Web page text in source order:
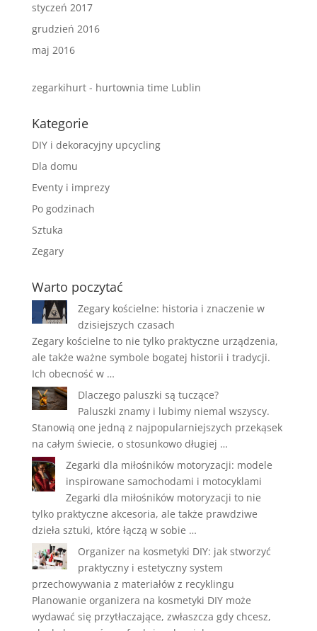
styczeń 2017
grudzień 2016
maj 2016
zegarkihurt - hurtownia time Lublin
Kategorie
DIY i dekoracyjny upcycling
Dla domu
Eventy i imprezy
Po godzinach
Sztuka
Zegary
Warto poczytać
Zegary kościelne: historia i znaczenie w
dzisiejszych czasach
Zegary kościelne to nie tylko praktyczne urządzenia,
ale także ważne symbole bogatej historii i tradycji.
Ich obecność w …
Dlaczego paluszki są tuczące?
Paluszki znamy i lubimy niemal wszyscy.
Stanowią one jedną z najpopularniejszych przekąsek
na całym świecie, o stosunkowo długiej …
Zegarki dla miłośników motoryzacji: modele
inspirowane samochodami i motocyklami
Zegarki dla miłośników motoryzacji to nie
tylko praktyczne akcesoria, ale także prawdziwe
dzieła sztuki, które łączą w sobie …
Organizer na kosmetyki DIY: jak stworzyć
praktyczny i estetyczny system
przechowywania z materiałów z recyklingu
Planowanie organizera na kosmetyki DIY może
wydawać się przytłaczające, zwłaszcza gdy chcesz,